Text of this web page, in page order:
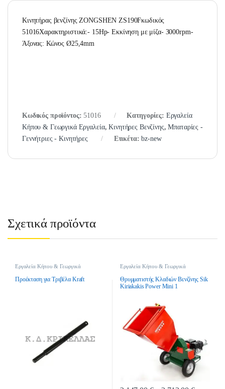
Κινητήρας βενζίνης ZONGSHEN ZS190Fκωδικός
51016Χαρακτηριστικά:- 15Hp- Εκκίνηση με μίζα- 3000rpm-
Άξονας: Κώνος Ø25,4mm
Κωδικός προϊόντος:51016 Κατηγορίες: Εργαλεία
Κήπου & Γεωργικά Εργαλεία,Κινητήρες Βενζίνης,Μπαταρίες -
Γεννήτριες - Κινητήρες
Ετικέτα:bz-new
Σχετικά προϊόντα
Εργαλεία Κήπου & Γεωργικά
Προέκταση για Τριβέλα Kraft
Εργαλεία Κήπου & Γεωργικά
Θρυμματιστές Κλαδιών Βενζίνης
Θρυμματιστής Κλαδιών Βενζίνης Sik
Kiriakakis Power Mini 1